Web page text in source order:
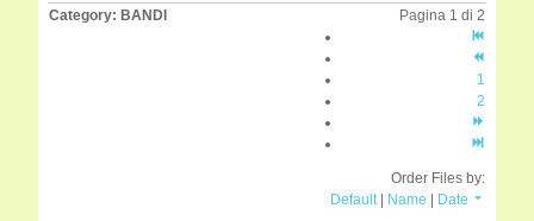
Category: BANDI
Pagina 1 di 2
1
2
Order Files by:
Default| Name Date